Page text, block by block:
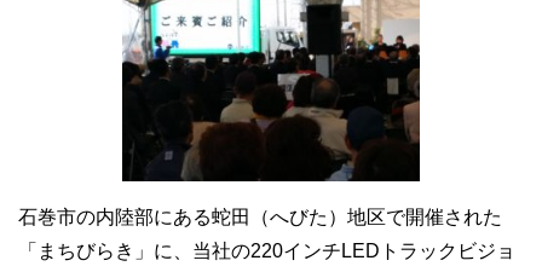
石巻市の内陸部にある蛇田（へびた）地区で開催された
「まちびらき」に、当社の220インチLEDトラックビジョ